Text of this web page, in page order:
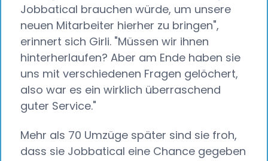
Jobbatical brauchen würde, um unsere
neuen Mitarbeiter hierher zu bringen",
erinnert sich Girli. "Müssen wir ihnen
hinterherlaufen? Aber am Ende haben sie
uns mit verschiedenen Fragen gelöchert,
also war es ein wirklich überraschend
guter Service."
Mehr als 70 Umzüge später sind sie froh,
dass sie Jobbatical eine Chance gegeben